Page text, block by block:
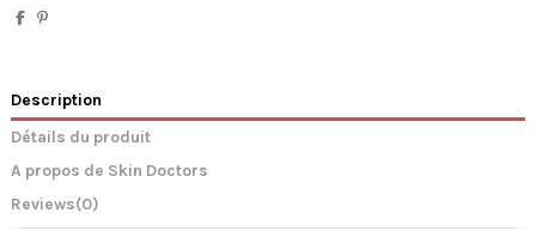
Description
Détails du produit
A propos de Skin Doctors
Reviews(0)